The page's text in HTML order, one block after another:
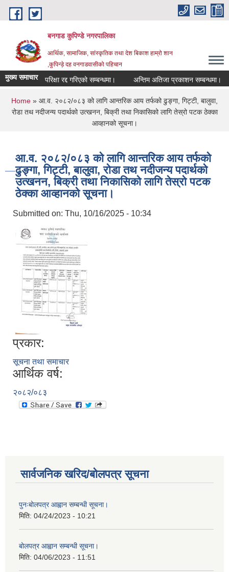
Skip to main content
बनगाड कुपिण्डे नगरपालिका
आर्थिक, सामाजिक, सांस्कृतिक तथा देश बिकाश हाम्रो शान
,कुपिन्ड़े दह वनगाडवासीको पहिचान
मुख्य समाचारपरिक्षा रद्द गरिएको सम्बन्धमा। अन्तिम अतिजा प्रकाशन सम्बन्धमा।
You are here
Home » आ.व. २०८२/०८३ को लागि आन्तरिक आय तर्फको ढुङ्गा, गिट्टी, बालुवा,
रोडा तथ नदीजन्य पदार्थको उत्खनन, बिक्री तथा निकासिको लागि तेस्रो पटक ठेक्का
आव्हानको सूचना।
आ.व. २०८२/०८३ को लागि आन्तरिक आय तर्फको
ढुङ्गा, गिट्टी, बालुवा, रोडा तथ नदीजन्य पदार्थको
उत्खनन, बिक्री तथा निकासिको लागि तेस्रो पटक
ठेक्का आव्हानको सूचना।
Submitted on: Thu, 10/16/2025 - 10:34
प्रकार:
सूचना तथा समाचार
आर्थिक वर्ष:
२०८२/०८३
सार्वजनिक खरिद/बोलपत्र सूचना
पुनःबोलपत्र आह्वान सम्बन्धी सूचना।
मिति: 04/24/2023 - 10:21
बोलपत्र आह्वान सम्बन्धी सूचना।
मिति: 04/06/2023 - 11:51